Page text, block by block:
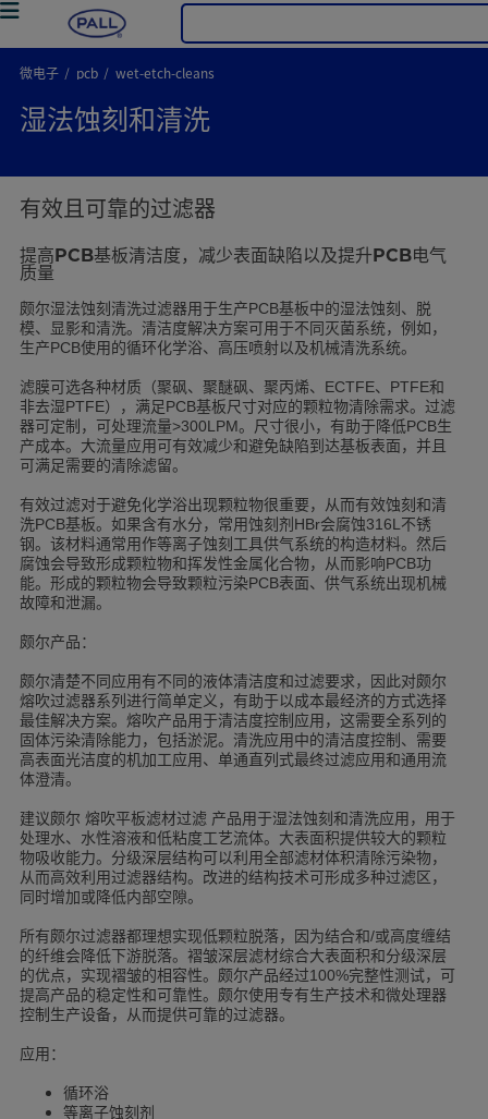
微电子 pcb wet-etch-cleans
湿法蚀刻和清洗
有效且可靠的过滤器
提高PCB基板清洁度，减少表面缺陷以及提升PCB电气
质量
颇尔湿法蚀刻清洗过滤器用于生产PCB基板中的湿法蚀刻、脱
模、显影和清洗。清洁度解决方案可用于不同灭菌系统，例如，
生产PCB使用的循环化学浴、高压喷射以及机械清洗系统。
滤膜可选各种材质（聚砜、聚醚砜、聚丙烯、
ECTFE、 PTFE和
非去湿PTFE），满足PCB基板尺寸对应的颗粒物清除需求。过滤
器可定制，可处理流量>300LPM。尺寸很小，有助于降低PCB生
产成本。大流量应用可有效减少和避免缺陷到达基板表面，并且
可满足需要的清除滤留。
有效过滤对于避免化学浴出现颗粒物很重要，从而有效蚀刻和清
洗PCB基板。如果含有水分，常用蚀刻剂 HBr会腐蚀316L 不锈
钢。该材料通常用作等离子蚀刻工具供气系统的构造材料。然后
腐蚀会导致形成颗粒物和挥发性金属化合物，从而影响PCB功
能。形成的颗粒物会导致颗粒污染PCB表面、供气系统出现机械
故障和泄漏。
颇尔产品：
颇尔清楚不同应用有不同的液体清洁度和过滤要求，因此对颇尔
熔吹过滤器系列进行简单定义，有助于以成本最经济的方式选择
最佳解决方案。熔吹产品用于清洁度控制应用，这需要全系列的
固体污染清除能力，包括淤泥。清洗应用中的清洁度控制、需要
高表面光洁度的机加工应用、单通直列式最终过滤应用和通用流
体澄清。
建议颇尔 熔吹平板滤材过滤 产品用于湿法蚀刻和清洗应用，用于
处理水、水性溶液和低粘度工艺流体。大表面积提供较大的颗粒
物吸收能力。分级深层结构可以利用全部滤材体积清除污染物，
从而高效利用过滤器结构。改进的结构技术可形成多种过滤区，
同时增加或降低内部空隙。
所有颇尔过滤器都理想实现低颗粒脱落，因为结合和/或高度缠结
的纤维会降低下游脱落。褶皱深层滤材综合大表面积和分级深层
的优点，实现褶皱的相容性。颇尔产品经过100%完整性测试，可
提高产品的稳定性和可靠性。颇尔使用专有生产技术和微处理器
控制生产设备，从而提供可靠的过滤器。
应用：
循环浴
等离子蚀刻剂